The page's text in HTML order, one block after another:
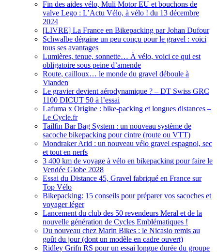
Fin des aides vélo, Muli Motor EU et bouchons de
valve Lego : L’Actu Vélo, à vélo ! du 13 décembre
2024
[LIVRE] La France en Bikepacking par Johan Dufour
Schwalbe dégaine un peu conçu pour le gravel : voici
tous ses avantages
Lumières, tenue, sonnette… À vélo, voici ce qui est
obligatoire sous peine d’amende
Route, cailloux… le monde du gravel déboule à
Vianden
Le gravier devient aérodynamique ? – DT Swiss GRC
1100 DICUT 50 à l’essai
Lafuma x Origine : bike-packing et longues distances –
Le Cycle.fr
Tailfin Bar Bag System : un nouveau système de
sacoche bikepacking pour cintre (route ou VTT)
Mondraker Arid : un nouveau vélo gravel espagnol, sec
et tout en nerfs
3 400 km de voyage à vélo en bikepacking pour faire le
Vendée Globe 2028
Essai du Distance 45, Gravel fabriqué en France sur
Top Vélo
Bikepacking: 15 conseils pour préparer vos sacoches et
voyager léger
Lancement du club des 50 revendeurs Meral et de la
nouvelle génération de Cycles Emblématiques !
Du nouveau chez Marin Bikes : le Nicasio remis au
goût du jour (dont un modèle en cadre ouvert)
Ridley Grifn RS pour un essai longue durée du groupe